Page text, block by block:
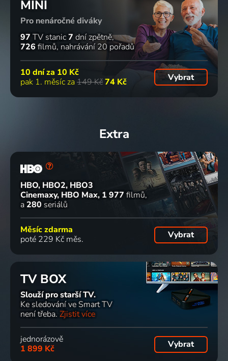
MINI
Pro nenáročné diváky
97 TV stanic7 dní zpětně
726 filmů nahrávání 20 pořadů
10 dní za 10 Kč
pak 1. měsíc za 149 Kč74 Kč Vybrat
Extra
HBO, HBO2, HBO3
Cinemaxy, HBO Max 1 977 filmů
a 280 seriálů
Měsíc zdarma
poté 229 Kč měs.
Vybrat
TV BOX
Slouží pro starší TV.
Ke sledování ve Smart TV
není třeba. Zjistit více
jednorázově
1 899 Kč
Vybrat